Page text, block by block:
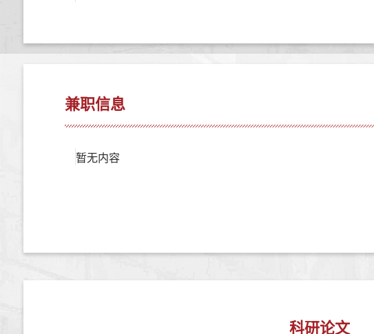
兼职信息
暂无内容
科研论文